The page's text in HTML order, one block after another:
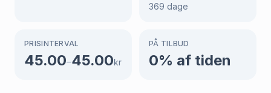
369 dage
PRISINTERVAL
45.00–45.00kr
PÅ TILBUD
0% af tiden